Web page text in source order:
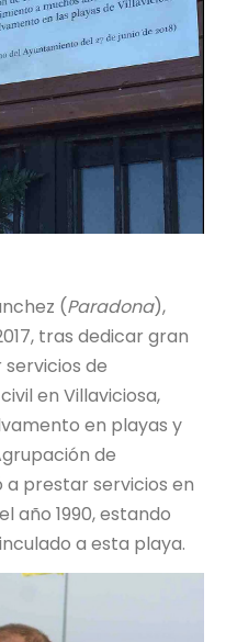
(Paradona),
tras dedicar gran
de
en Villaviciosa,
en playas y
de
a prestar servicios en
año 1990, estando
a esta playa.